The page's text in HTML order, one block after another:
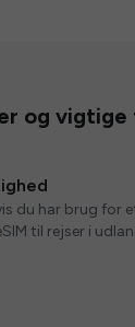
og
du har brug for
til rejser i